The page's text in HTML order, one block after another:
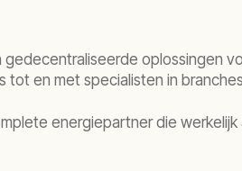
oplossingen
en met specialisten in
energiepartner die werkelijk